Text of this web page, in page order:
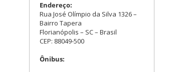
Endereço:
Rua José Olímpio da Silva 1326 –
Bairro Tapera
Florianópolis – SC – Brasil
CEP: 88049-500
Ônibus: